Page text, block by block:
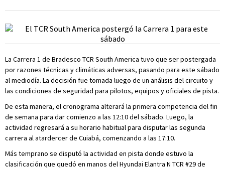
La Carrera 1 de Bradesco TCR South America tuvo que ser postergada
por razones técnicas y climáticas adversas, pasando para este sábado
al mediodía. La decisión fue tomada luego de un análisis del circuito y
las condiciones de seguridad para pilotos, equipos y oficiales de pista.
De esta manera, el cronograma alterará la primera competencia del fin
de semana para dar comienzo a las 12:10 del sábado. Luego, la
actividad regresará a su horario habitual para disputar las segunda
carrera al atardercer de Cuiabá, comenzando a las 17:10.
Más temprano se disputó la actividad en pista donde estuvo la
clasificación que quedó en manos del Hyundai Elantra N TCR #29 de